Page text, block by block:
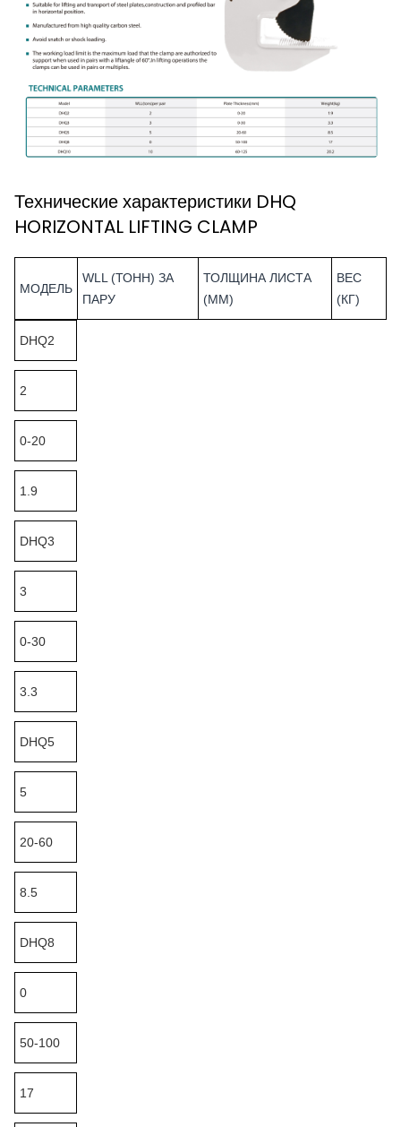
Технические характеристики DHQ
HORIZONTAL LIFTING CLAMP
МОДЕЛЬ
WLL (ТОНН) ЗА
ПАРУ
ТОЛЩИНА ЛИСТА
(ММ)
ВЕС
(КГ)
DHQ2
2
0-20
1.9
DHQ3
3
0-30
3.3
DHQ5
5
20-60
8.5
DHQ8
0
50-100
17